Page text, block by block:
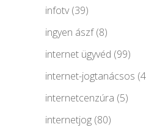
infotv(39)
ingyen ászf(8)
internet ügyvéd (99)
internet-jogtanácsos
internetcenzúra (5)
internetjog (80)